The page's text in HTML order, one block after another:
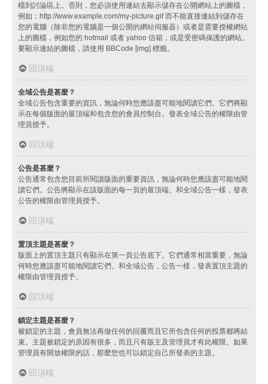
檔到討論區上。否則，您必須使用連結去顯示儲存在公開網站上的圖檔，
例如：http://www.example.com/my-picture.gif 而不能直接連結到儲存在
您的電腦（除非您的電腦是一個公開的網站伺服器）或者是需要授權網站
上的圖檔，例如您的 hotmail 或者 yahoo 信箱，或是受密碼保護的網站。
要顯示連結的圖檔，請使用 BBCode [img] 標籤。
回頂端
全域公告是甚麼？
全域公告包含重要的資訊，無論何時您應該盡可能地閱讀它們。它們將顯
示在每個版面的最頂端和包含您的會員控制台。發表全域公告的權限由管
理員授予。
回頂端
公告是甚麼？
公告通常包含您目前所閱讀版面的重要資訊，無論何時您應該盡可能地閱
讀它們。公告將顯示在該版面的每一頁的最頂端。和全域公告一樣，發表
公告的權限由管理員授予。
回頂端
置頂主題是甚麼？
版面上的置頂主題只有顯示在第一頁公告底下。它們通常相當重要，無論
何時您應該盡可能地閱讀它們。和全域公告，公告一樣，發表置頂主題的
權限由管理員授予。
回頂端
鎖定主題是甚麼？
被鎖定的主題，會員無法再做任何的回覆而且它所包含任何的投票都將結
束。主題被鎖定的原因有很多，而且只有版主及管理員才有此權限。如果
管理員有開放權限的話，那麼您也可以鎖定自己所發表的主題。
回頂端